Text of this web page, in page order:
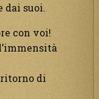
dai suoi.
con voi!
di